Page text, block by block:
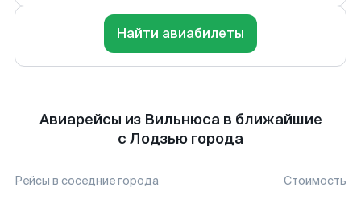
Найти авиабилеты
Авиарейсы из Вильнюса в ближайшие
с Лодзью города
Рейсы в соседние города Стоимость